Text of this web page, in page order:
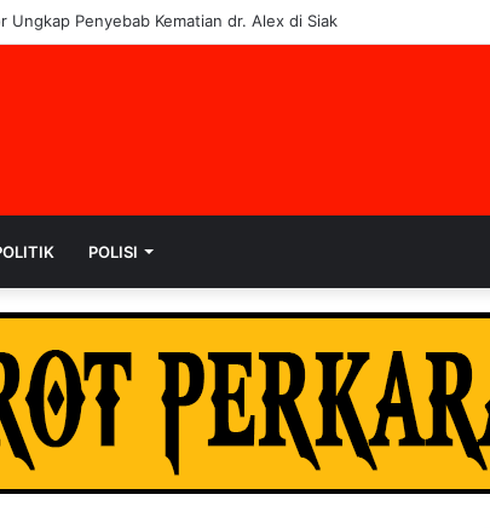
6 Kendaraan ke Korban, Pelaku Curanmor Dijerat 7 Tahun Penjara
POLISI